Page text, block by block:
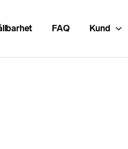
FAQ Kund